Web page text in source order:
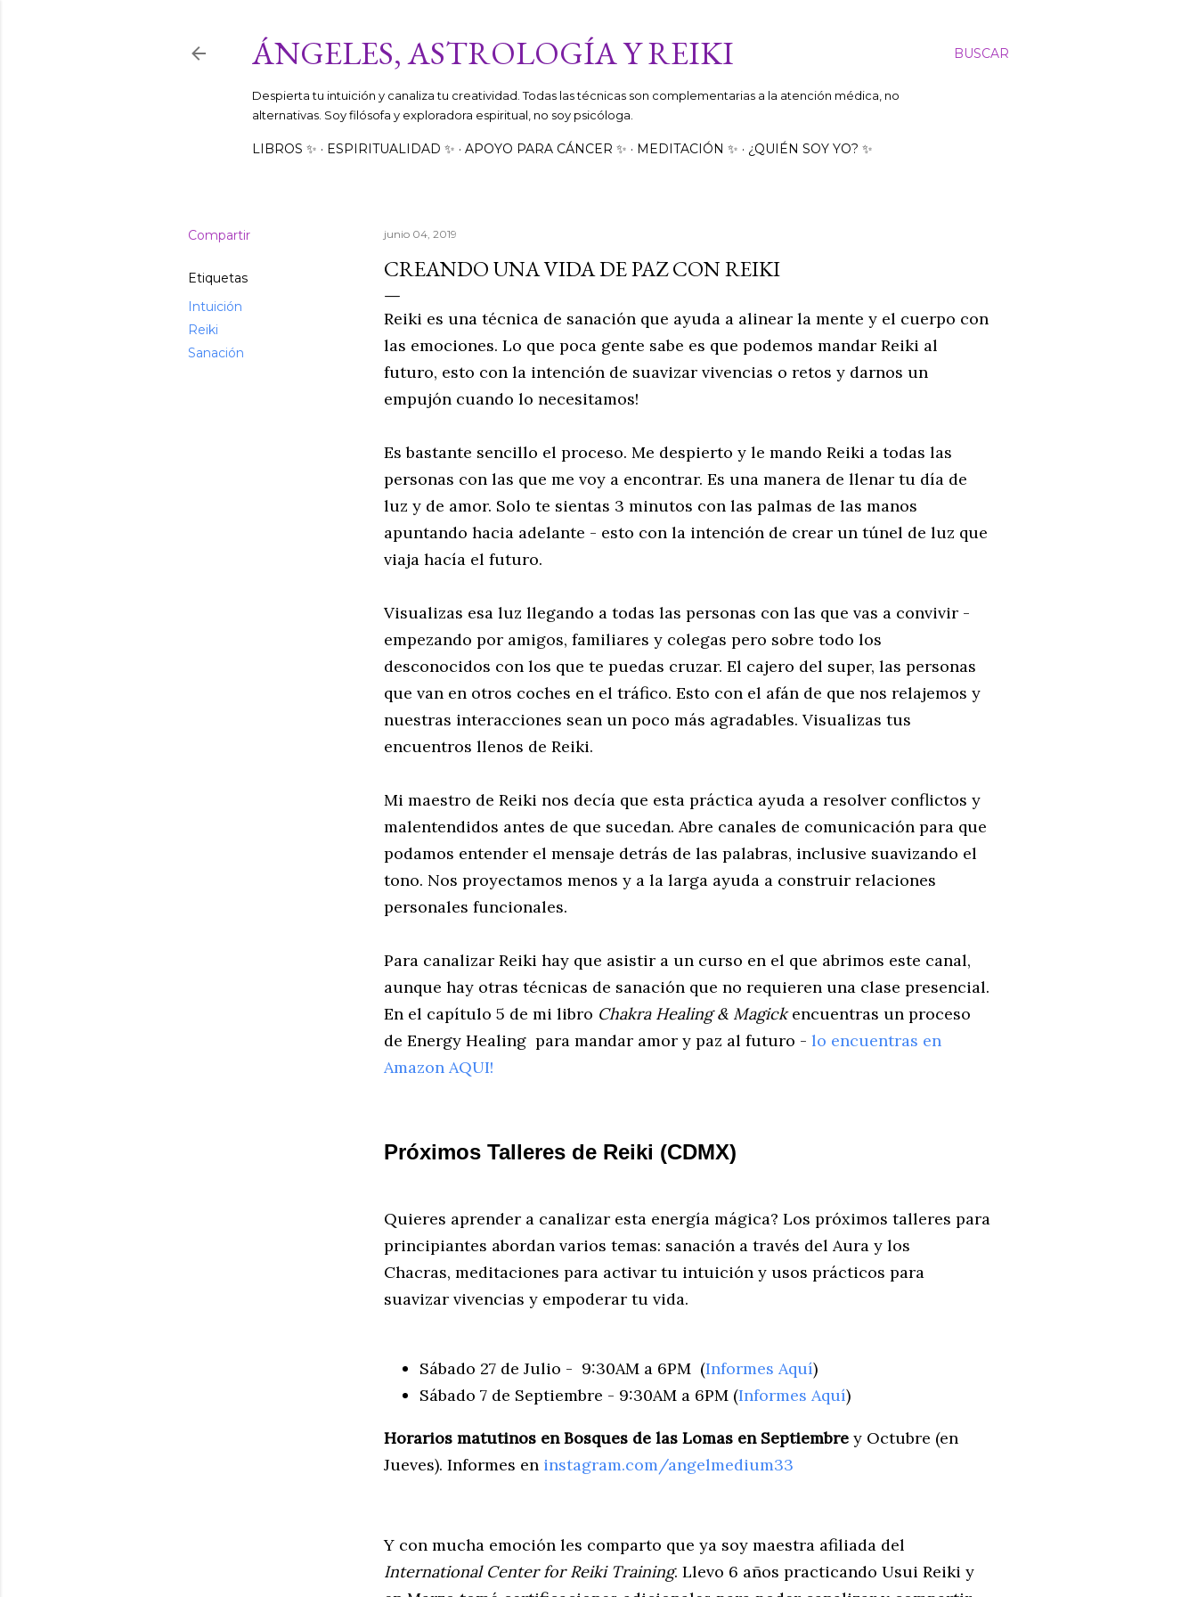
BUSCAR
ÁNGELES, ASTROLOGÍA Y REIKI
Despierta tu intuición y canaliza tu creatividad. Todas las técnicas son complementarias a la atención médica, no
alternativas. Soy filósofa y exploradora espiritual, no soy psicóloga.
LIBROS ✨ ESPIRITUALIDAD ✨ APOYO PARA CÁNCER ✨ MEDITACIÓN ✨ ¿QUIÉN SOY YO? ✨
Compartir
Etiquetas
Intuición
Reiki
Sanación
junio 04, 2019
CREANDO UNA VIDA DE PAZ CON REIKI
Reiki es una técnica de sanación que ayuda a alinear la mente y el cuerpo con
las emociones. Lo que poca gente sabe es que podemos mandar Reiki al
futuro, esto con la intención de suavizar vivencias o retos y darnos un
empujón cuando lo necesitamos!
Es bastante sencillo el proceso. Me despierto y le mando Reiki a todas las
personas con las que me voy a encontrar. Es una manera de llenar tu día de
luz y de amor. Solo te sientas 3 minutos con las palmas de las manos
apuntando hacia adelante - esto con la intención de crear un túnel de luz que
viaja hacía el futuro.
Visualizas esa luz llegando a todas las personas con las que vas a convivir -
empezando por amigos, familiares y colegas pero sobre todo los
desconocidos con los que te puedas cruzar. El cajero del super, las personas
que van en otros coches en el tráfico. Esto con el afán de que nos relajemos y
nuestras interacciones sean un poco más agradables. Visualizas tus
encuentros llenos de Reiki.
Mi maestro de Reiki nos decía que esta práctica ayuda a resolver conflictos y
malentendidos antes de que sucedan. Abre canales de comunicación para que
podamos entender el mensaje detrás de las palabras, inclusive suavizando el
tono. Nos proyectamos menos y a la larga ayuda a construir relaciones
personales funcionales.
Para canalizar Reiki hay que asistir a un curso en el que abrimos este canal,
aunque hay otras técnicas de sanación que no requieren una clase presencial.
En el capítulo 5 de mi libro Chakra Healing & Magickencuentras un proceso
de Energy Healing para mandar amor y paz al futuro - lo encuentras en
Amazon AQUI!
Próximos Talleres de Reiki (CDMX)
Quieres aprender a canalizar esta energía mágica? Los próximos talleres para
principiantes abordan varios temas: sanación a través del Aura y los
Chacras, meditaciones para activar tu intuición y usos prácticos para
suavizar vivencias y empoderar tu vida.
Sábado 27 de Julio - 9:30AM a 6PM (Informes Aquí)
Sábado 7 de Septiembre - 9:30AM a 6PM (Informes Aquí)
Horarios matutinos enBosques de las Lomas en Septiembre y Octubre (en
Jueves). Informes en instagram.com/angelmedium33
Y con mucha emoción les comparto que ya soy maestra afiliada del
International Center for Reiki Training. Llevo 6 años practicando Usui Reiki y